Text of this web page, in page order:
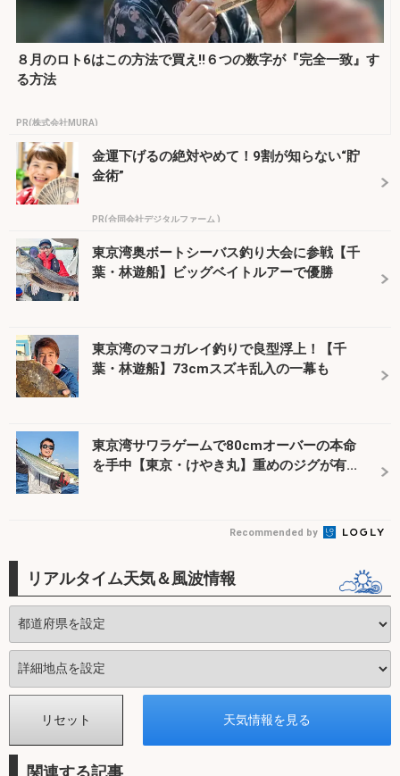
８月のロト6はこの方法で買え!!６つの数字が『完全一致』す
る方法
PR(株式会社MURA)
金運下げるの絶対やめて！9割が知らない“貯
金術”
PR(合同会社デジタルファーム )
東京湾奥ボートシーバス釣り大会に参戦【千
葉・林遊船】ビッグベイトルアーで優勝
東京湾のマコガレイ釣りで良型浮上！【千
葉・林遊船】73cmスズキ乱入の一幕も
東京湾サワラゲームで80cmオーバーの本命
を手中【東京・けやき丸】重めのジグが有...
Recommended by
リアルタイム天気＆風波情報
関連する記事